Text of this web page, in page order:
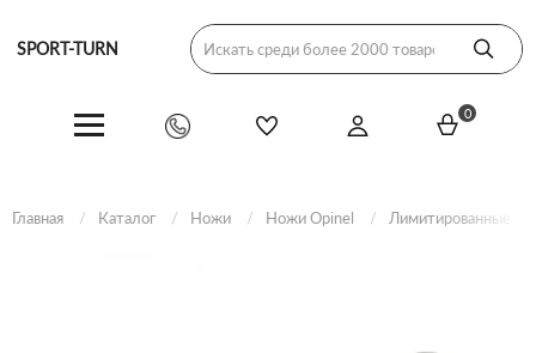
SPORT-TURN
0
Главная Каталог Ножи Ножи Opinel Лимитированные